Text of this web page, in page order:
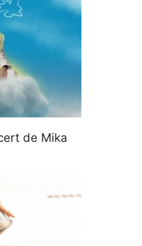
de Mika